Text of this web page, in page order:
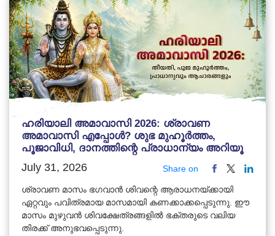
ഹരിയാലി അമാവാസി 2026: ശ്രാവണ
അമാവാസി എപ്പോൾ? ശുഭ മുഹൂർത്തം,
പൂജാവിധി, ദാനത്തിന്റെ പ്രാധാന്യം അറിയൂ
July 31, 2026 Share on
ശ്രാവണ മാസം ഭഗവാൻ ശിവന്റെ ആരാധനയ്ക്കായി
ഏറ്റവും പവിത്രമായ മാസമായി കണക്കാക്കപ്പെടുന്നു. ഈ
മാസം മുഴുവൻ ശിവക്ഷേത്രങ്ങളിൽ ഭക്തരുടെ വലിയ
തിരക്ക് അനുഭവപ്പെടുന്നു.